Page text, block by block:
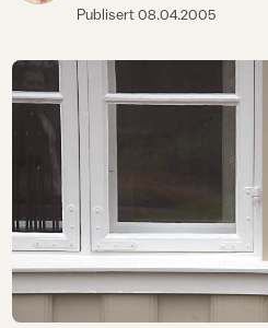
Publisert08.04.2005